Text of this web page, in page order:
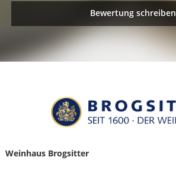
Bewertung schreiben
Weinhaus Brogsitter